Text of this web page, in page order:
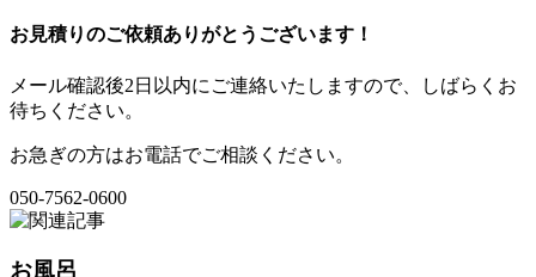
お見積りのご依頼ありがとうございます！
メール確認後2日以内にご連絡いたしますので、しばらくお
待ちください。
お急ぎの方はお電話でご相談ください。
050-7562-0600
お風呂